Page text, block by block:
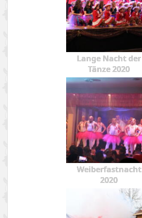
Lange Nacht der
Tänze 2020
Weiberfastnacht
2020